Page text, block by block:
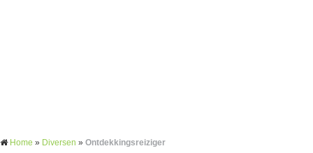
Home » Diversen » Ontdekkingsreiziger